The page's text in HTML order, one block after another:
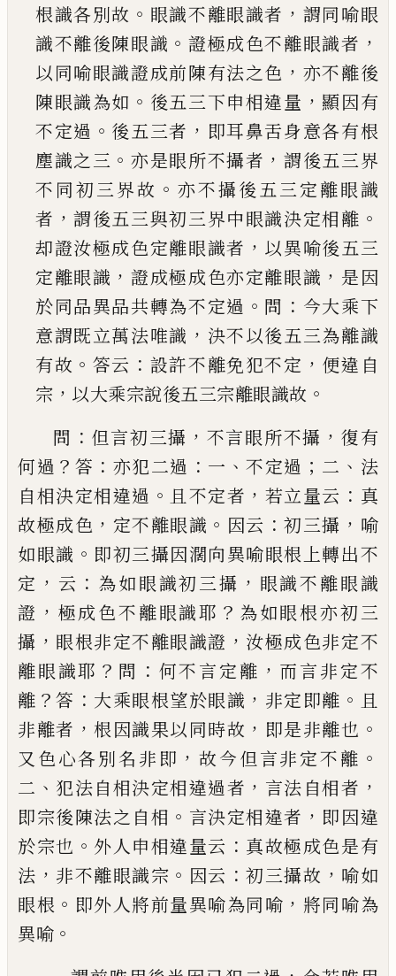
根識各別故 。 眼識不離眼識者 ， 謂同喻眼
識不離後陳眼識 。 證極成色不離眼識者 ，
以同喻眼識證成前陳有法之色 ， 亦不離後
陳眼識為如 。 後五三下申相違量 ， 顯因有
不定過 。 後五三者 ， 即耳鼻舌身意各有根
塵識之三 。亦是眼所不攝者 ，謂後五三界
不同初三界故 。 亦不攝後五三定離眼識
者 ，謂後五三與初三界中眼識決定相離 。
却證汝極成色定離眼識者 ， 以異喻後五三
定離眼識 ，證成極成色亦定離眼識 ， 是因
於同品異品共轉為不定過 。 問 ： 今大乘下
意謂既立萬法唯識 ， 決不以後五三為離識
有故 。 答云 ： 設許不離免犯不定 ， 便違自
宗 ， 以大乘宗說後五三宗離眼識故 。
問 ： 但言初三攝 ， 不言眼所不攝 ， 復有
何過 ？ 答 ： 亦犯二過 ： 一 、不定過 ； 二 、 法
自相決定相違過 。 且不定者 ， 若立量云 ： 真
故極成色 ， 定不離眼識 。 因云 ：初三攝 ， 喻
如眼識 。 即初三攝因濶向異喻眼根上轉出不
定 ， 云 ： 為如眼識初三攝 ， 眼識不離眼識
證 ， 極成色不離眼識耶 ？ 為如眼根亦初三
攝 ， 眼根非定不離眼識證 ， 汝極成色非定不
離眼識耶 ？ 問 ： 何不言定離 ， 而言非定不
離 ？答 ： 大乘眼根望於眼識 ， 非定即離 。 且
非離者 ，根因識果以同時故 ， 即是非離也 。
又色心各別名非即 ，故今但言非定不離 。
二 、 犯法自相決定相違過者 ， 言法自相者 ，
即宗後陳法之自相 。 言決定相違者 ， 即因違
於宗也 。 外人申相違量云 ： 真故極成色是有
法 ， 非不離眼識宗 。 因云 ：初三攝故 ， 喻如
眼根 。 即外人將前量異喻為同喻 ， 將同喻為
異喻 。